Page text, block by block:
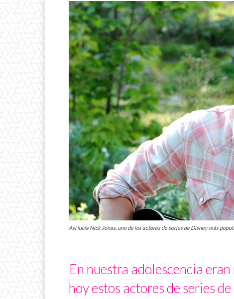
Así lucía Nick Jonas, uno de los actores de series de Disney más
En nuestra adolescencia
hoy estos actores de series